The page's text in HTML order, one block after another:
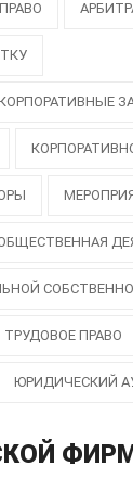
ТРУДОВОЕ ПРАВО
ЮРИДИЧЕСКИЙ